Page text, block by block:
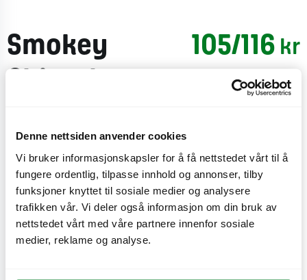
Denne nettsiden anvender cookies
Vi bruker informasjonskapsler for å få nettstedet vårt til å
fungere ordentlig, tilpasse innhold og annonser, tilby
funksjoner knyttet til sosiale medier og analysere
trafikken vår. Vi deler også informasjon om din bruk av
nettstedet vårt med våre partnere innenfor sosiale
medier, reklame og analyse.
Smokey
105/116 kr
kajenne og spansk pepper, med cheddarsmelteost,
chipotlesaus, sprø løkringer, majones, syltet rødløk,
isbergsalat, omsluttet av saftig søtpotetbrød.
CO2 e 0 kg